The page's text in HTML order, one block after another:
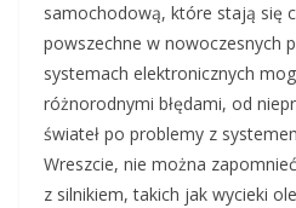
samochodową, które stają się
powszechne w nowoczesnych
systemach elektronicznych
różnorodnymi błędami, od
świateł po problemy z
Wreszcie, nie można
z silnikiem, takich jak wycieki